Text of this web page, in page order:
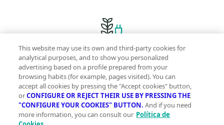
Innovación sostenible y gestos sencillos para una
vida más green
This website may use its own and third-party cookies for
analytical purposes, and to show you personalized
advertising based on a profile prepared from your
browsing habits (for example, pages visited). You can
accept all cookies by pressing the "Accept cookies" button,
orCONFIGURE OR REJECT THEIR USE BY PRESSING THE
"CONFIGURE YOUR COOKIES" BUTTON. And if you need
more information, you can consult our Política de